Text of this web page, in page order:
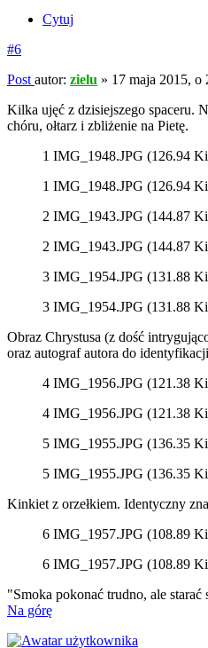
Cytuj
#6
Post autor: zielu » 17 maja 2015, o
Kilka ujęć z dzisiejszego spaceru.
chóru, ołtarz i zbliżenie na Pietę.
1 IMG_1948.JPG (126.94
1 IMG_1948.JPG (126.94
2 IMG_1943.JPG (144.87
2 IMG_1943.JPG (144.87
3 IMG_1954.JPG (131.88
3 IMG_1954.JPG (131.88
Obraz Chrystusa (z dość
oraz autograf autora do identyfikacji
4 IMG_1956.JPG (121.38
4 IMG_1956.JPG (121.38
5 IMG_1955.JPG (136.35
5 IMG_1955.JPG (136.35
Kinkiet z orzełkiem. Identyczny
6 IMG_1957.JPG (108.89
6 IMG_1957.JPG (108.89
"Smoka pokonać trudno, ale starać
Na górę